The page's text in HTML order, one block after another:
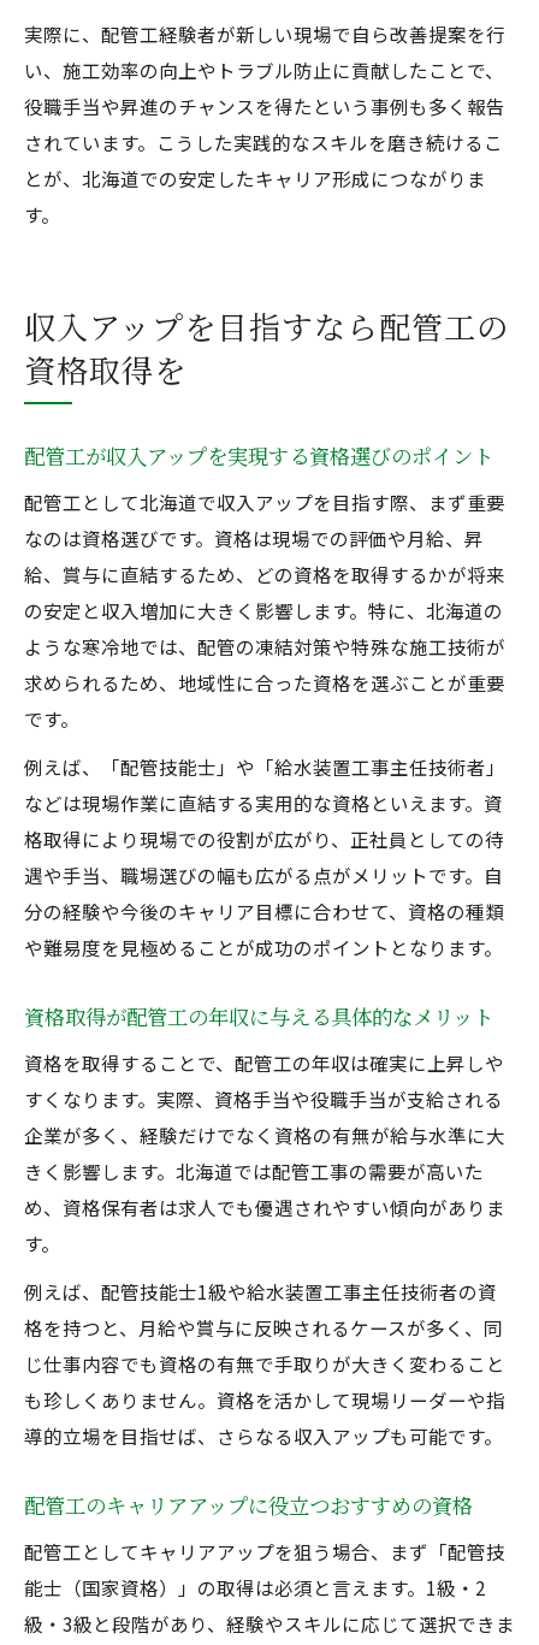
実際に、配管工経験者が新しい現場で自ら改善提案を行
い、施工効率の向上やトラブル防止に貢献したことで、
役職手当や昇進のチャンスを得たという事例も多く報告
されています。こうした実践的なスキルを磨き続けるこ
とが、北海道での安定したキャリア形成につながりま
す。
収入アップを目指すなら配管工の
資格取得を
配管工が収入アップを実現する資格選びのポイント
配管工として北海道で収入アップを目指す際、まず重要
なのは資格選びです。資格は現場での評価や月給、昇
給、賞与に直結するため、どの資格を取得するかが将来
の安定と収入増加に大きく影響します。特に、北海道の
ような寒冷地では、配管の凍結対策や特殊な施工技術が
求められるため、地域性に合った資格を選ぶことが重要
です。
例えば、「配管技能士」や「給水装置工事主任技術者」
などは現場作業に直結する実用的な資格といえます。資
格取得により現場での役割が広がり、正社員としての待
遇や手当、職場選びの幅も広がる点がメリットです。自
分の経験や今後のキャリア目標に合わせて、資格の種類
や難易度を見極めることが成功のポイントとなります。
資格取得が配管工の年収に与える具体的なメリット
資格を取得することで、配管工の年収は確実に上昇しや
すくなります。実際、資格手当や役職手当が支給される
企業が多く、経験だけでなく資格の有無が給与水準に大
きく影響します。北海道では配管工事の需要が高いた
め、資格保有者は求人でも優遇されやすい傾向がありま
す。
例えば、配管技能士1級や給水装置工事主任技術者の資
格を持つと、月給や賞与に反映されるケースが多く、同
じ仕事内容でも資格の有無で手取りが大きく変わること
も珍しくありません。資格を活かして現場リーダーや指
導的立場を目指せば、さらなる収入アップも可能です。
配管工のキャリアアップに役立つおすすめの資格
配管工としてキャリアアップを狙う場合、まず「配管技
能士（国家資格）」の取得は必須と言えます。1級・2
級・3級と段階があり、経験やスキルに応じて選択できま